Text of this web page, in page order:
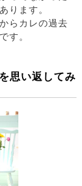
ります。
らカレの過去
す。
思い返してみ